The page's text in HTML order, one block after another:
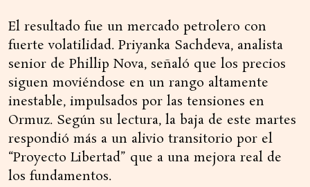
El resultado fue un mercado petrolero con
fuerte volatilidad. Priyanka Sachdeva, analista
senior de Phillip Nova, señaló que los precios
siguen moviéndose en un rango altamente
inestable, impulsados por las tensiones en
Ormuz. Según su lectura, la baja de este martes
respondió más a un alivio transitorio por el
“Proyecto Libertad” que a una mejora real de
los fundamentos.